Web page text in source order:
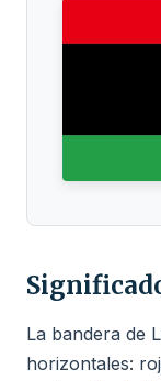
La bandera de
horizontales: